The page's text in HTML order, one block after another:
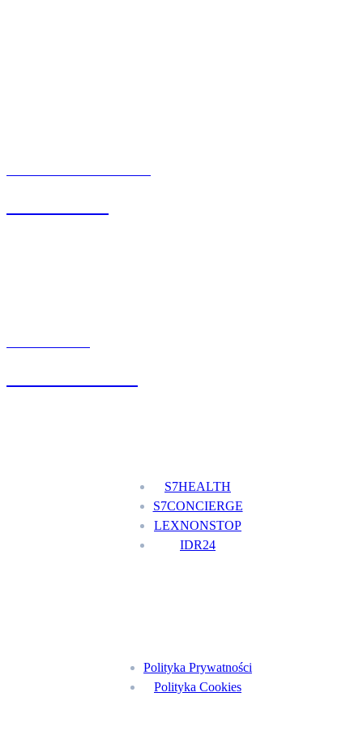
S7HEALTH
S7CONCIERGE
LEXNONSTOP
IDR24
Polityka Prywatności
Polityka Cookies